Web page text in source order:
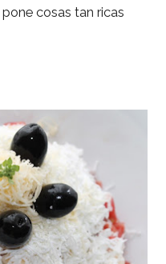
cosas tan ricas